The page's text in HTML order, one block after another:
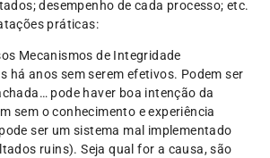
desempenho de cada processo; etc.
práticas:
Mecanismos de Integridade
há anos sem serem efetivos. Podem ser
pode haver boa intenção da
sem o conhecimento e experiência
ser um sistema mal implementado
ruins). Seja qual for a causa, são